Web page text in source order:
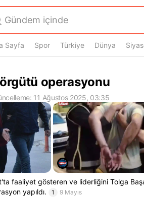
Sayfa Spor Türkiye Dünya
operasyonu
11 Ağustos 2025, 03:35
faaliyet gösteren ve liderliğini Tolga
yapıldı.
1 9 Mayıs